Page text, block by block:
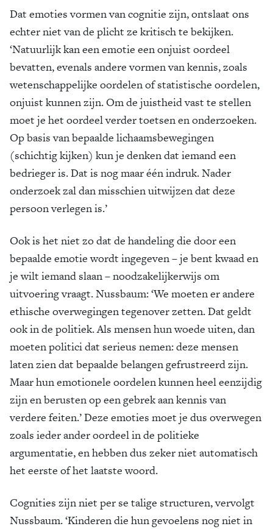
Dat emoties vormen van cognitie zijn, ontslaat ons
echter niet van de plicht ze kritisch te bekijken.
‘Natuurlijk kan een emotie een onjuist oordeel
bevatten, evenals andere vormen van kennis, zoals
wetenschappelijke oordelen of statistische oordelen,
onjuist kunnen zijn. Om de juistheid vast te stellen
moet je het oordeel verder toetsen en onderzoeken.
Op basis van bepaalde lichaamsbewegingen
(schichtig kijken) kun je denken dat iemand een
bedrieger is. Dat is nog maar één indruk. Nader
onderzoek zal dan misschien uitwijzen dat deze
persoon verlegen is.’
Ook is het niet zo dat de handeling die door een
bepaalde emotie wordt ingegeven – je bent kwaad en
je wilt iemand slaan – noodzakelijkerwijs om
uitvoering vraagt. Nussbaum: ‘We moeten er andere
ethische overwegingen tegenover zetten. Dat geldt
ook in de politiek. Als mensen hun woede uiten, dan
moeten politici dat serieus nemen: deze mensen
laten zien dat bepaalde belangen gefrustreerd zijn.
Maar hun emotionele oordelen kunnen heel eenzijdig
zijn en berusten op een gebrek aan kennis van
verdere feiten.’ Deze emoties moet je dus overwegen
zoals ieder ander oordeel in de politieke
argumentatie, en hebben dus zeker niet automatisch
het eerste of het laatste woord.
Cognities zijn niet per se talige structuren, vervolgt
Nussbaum. ‘Kinderen die hun gevoelens nog niet in